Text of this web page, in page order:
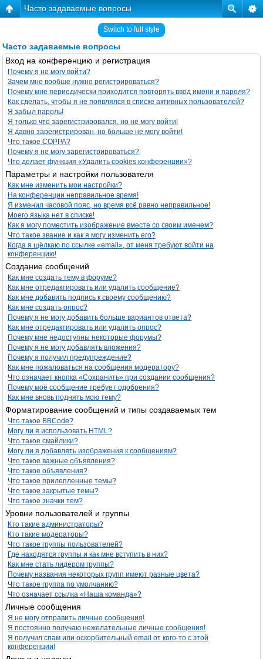
Часто задаваемые вопросы
Switch to full style
Часто задаваемые вопросы
Вход на конференцию и регистрация
Почему я не могу войти?
Зачем мне вообще нужно регистрироваться?
Почему мне периодически приходится повторять ввод имени и пароля?
Как сделать, чтобы я не появлялся в списке активных пользователей?
Я забыл пароль!
Я только что зарегистрировался, но не могу войти!
Я давно зарегистрирован, но больше не могу войти!
Что такое COPPA?
Почему я не могу зарегистрироваться?
Что делает функция «Удалить cookies конференции»?
Параметры и настройки пользователя
Как мне изменить мои настройки?
На конференции неправильное время!
Я изменил часовой пояс, но время всё равно неправильное!
Моего языка нет в списке!
Как я могу поместить изображение вместе со своим именем?
Что такое звание и как я могу изменить его?
Когда я щёлкаю по ссылке «email», от меня требуют войти на
конференцию!
Создание сообщений
Как мне создать тему в форуме?
Как мне отредактировать или удалить сообщение?
Как мне добавить подпись к своему сообщению?
Как мне создать опрос?
Почему я не могу добавить больше вариантов ответа?
Как мне отредактировать или удалить опрос?
Почему мне недоступны некоторые форумы?
Почему я не могу добавлять вложения?
Почему я получил предупреждение?
Как мне пожаловаться на сообщения модератору?
Что означает кнопка «Сохранить» при создании сообщения?
Почему моё сообщение требует одобрения?
Как мне вновь поднять мою тему?
Форматирование сообщений и типы создаваемых тем
Что такое BBCode?
Могу ли я использовать HTML?
Что такое смайлики?
Могу ли я добавлять изображения к сообщениям?
Что такое важные объявления?
Что такое объявления?
Что такое прилепленные темы?
Что такое закрытые темы?
Что такое значки тем?
Уровни пользователей и группы
Кто такие администраторы?
Кто такие модераторы?
Что такое группы пользователей?
Где находятся группы и как мне вступить в них?
Как мне стать лидером группы?
Почему названия некоторых групп имеют разные цвета?
Что такое группа по умолчанию?
Что означает ссылка «Наша команда»?
Личные сообщения
Я не могу отправить личные сообщения!
Я постоянно получаю нежелательные личные сообщения!
Я получил спам или оскорбительный email от кого-то с этой
конференции!